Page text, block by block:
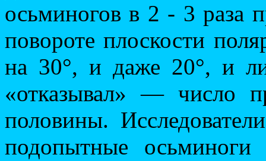
осьминогов в 2 - 3 раза
повороте плоскости
на 30°, и даже 20°, и
«отказывал» — число
половины.
подопытные